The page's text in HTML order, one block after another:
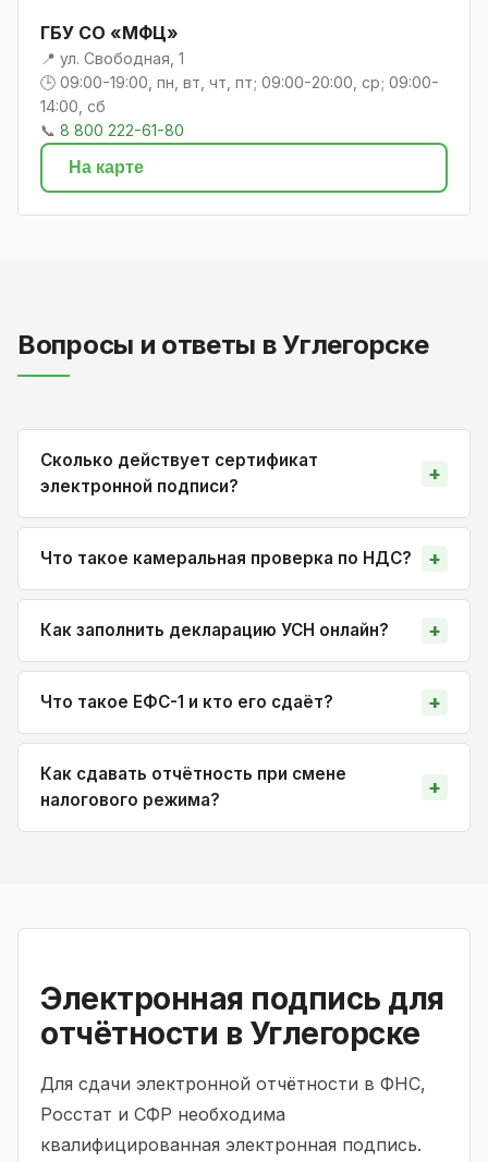
ГБУ СО «МФЦ»
📍 ул. Свободная, 1
🕒 09:00-19:00, пн, вт, чт, пт; 09:00-20:00, ср; 09:00-
14:00, сб
📞 8 800 222-61-80
На карте
Вопросы и ответы в Углегорске
Сколько действует сертификат
электронной подписи?
Что такое камеральная проверка по НДС?
Как заполнить декларацию УСН онлайн?
Что такое ЕФС-1 и кто его сдаёт?
Как сдавать отчётность при смене
налогового режима?
Электронная подпись для
отчётности в Углегорске
Для сдачи электронной отчётности в ФНС,
Росстат и СФР необходима
квалифицированная электронная подпись.